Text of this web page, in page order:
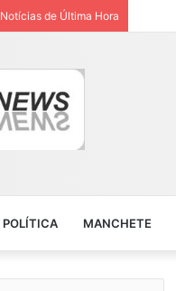
Notícias de Última Hora
POLÍTICA MANCHETE